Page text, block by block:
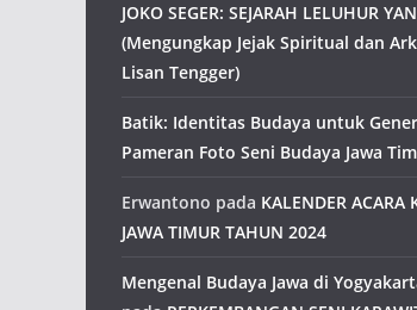
JOKO SEGER: SEJARAH LELUHUR
(Mengungkap Jejak Spiritual dan
Lisan Tengger)
Batik: Identitas Budaya untuk
Pameran Foto Seni Budaya Jawa
Erwantono pada KALENDER ACARA
JAWA TIMUR TAHUN 2024
Mengenal Budaya Jawa di